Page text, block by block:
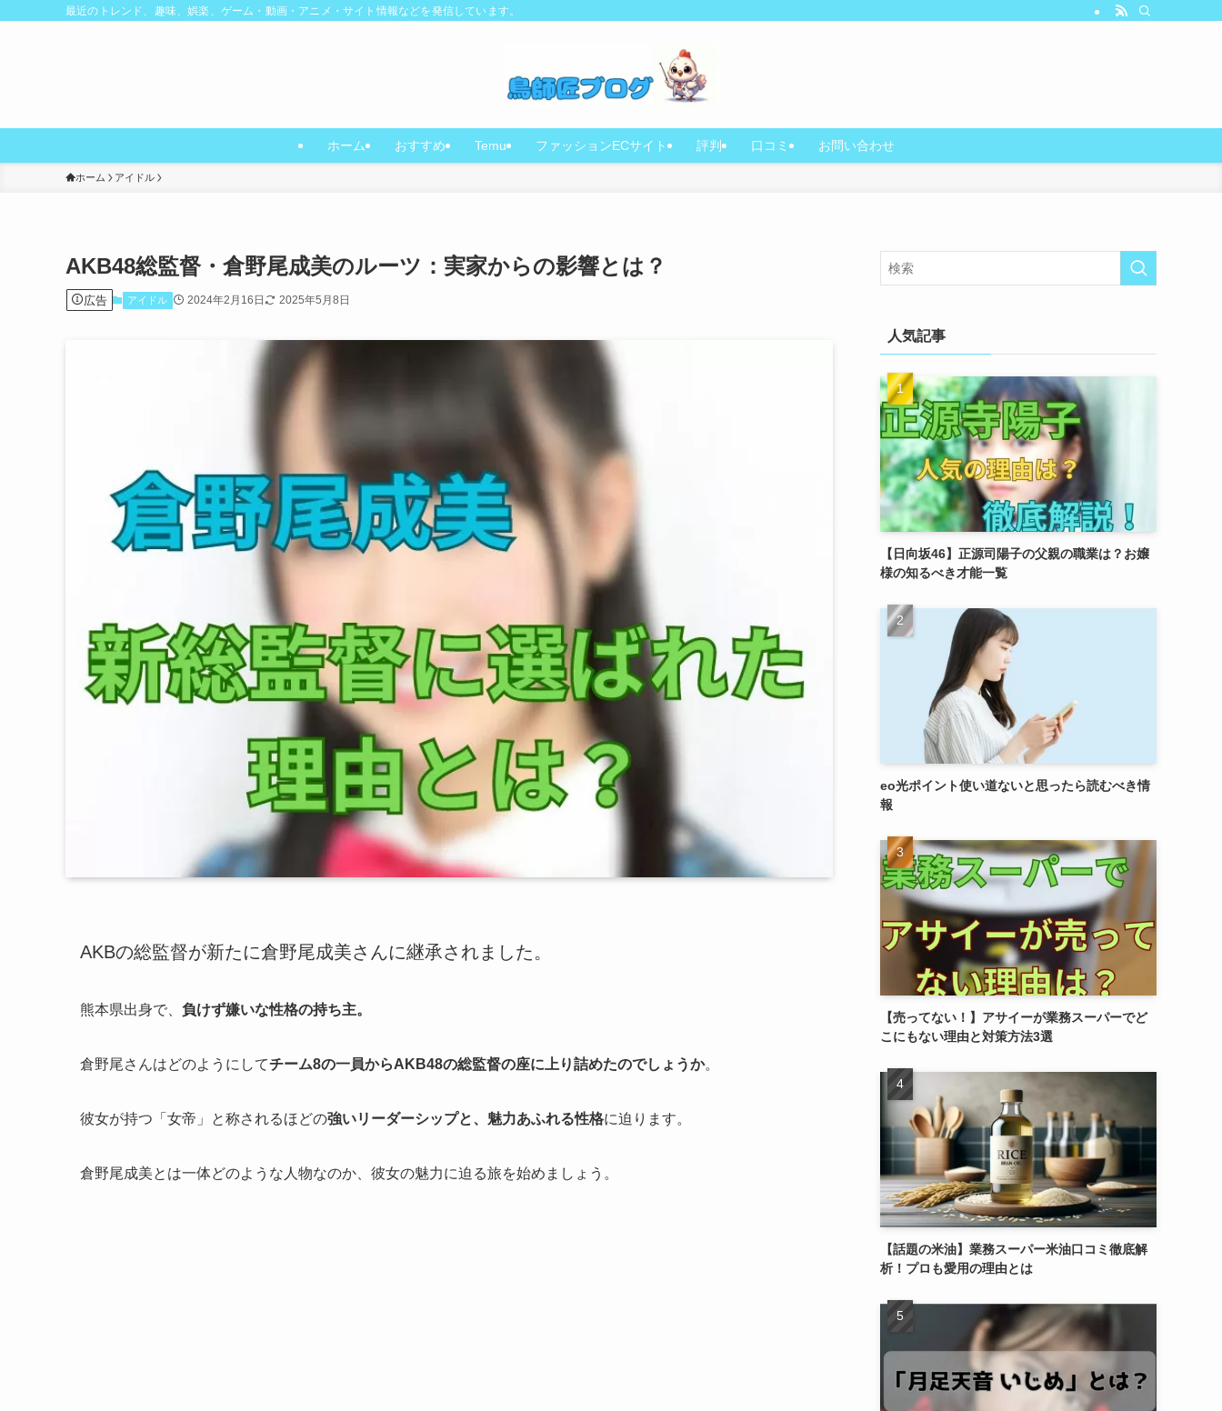
最近のトレンド、趣味、娯楽、ゲーム・動画・アニメ・サイト情報などを発信しています。
ホーム おすすめ Temu ファッションECサイト 評判 口コミ お問い合わせ
ホーム アイドル
AKB48総監督・倉野尾成美のルーツ：実家からの影響とは？
広告 アイドル 2024年2月16日 2025年5月8日
AKBの総監督が新たに倉野尾成美さんに継承されました。
熊本県出身で、 負けず嫌いな性格の持ち主。
倉野尾さんはどのようにしてチーム8の一員からAKB48の総監督の座に上り詰めたのでしょうか。
彼女が持つ「 女帝 」と称されるほどの強いリーダーシップと、魅力あふれる性格に迫ります。
倉野尾成美とは一体どのような人物なのか、彼女の魅力に迫る旅を始めましょう。
人気記事
【日向坂46】正源司陽子の父親の職業は？お嬢
様の知るべき才能一覧
eo光ポイント使い道ないと思ったら読むべき情
報
【売ってない！】アサイーが業務スーパーでど
こにもない理由と対策方法3選
【話題の米油】業務スーパー米油口コミ徹底解
析！プロも愛用の理由とは